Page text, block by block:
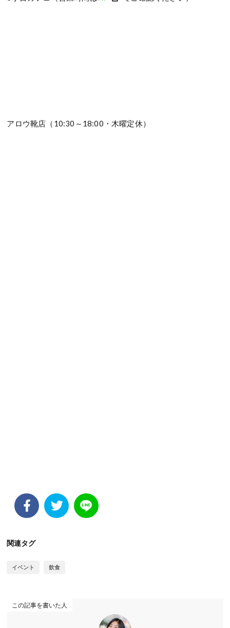
アロウ靴店（10:30～18:00・木曜定休）
関連タグ
イベント 飲食
この記事を書いた人